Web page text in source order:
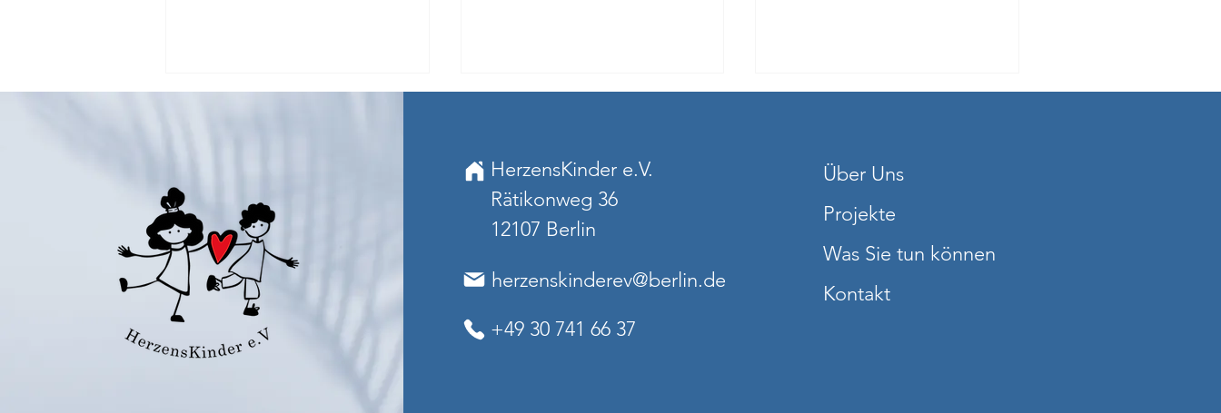
Benefizveranstaltung
Schaubühne
BRASCH/EIDINGER/KRANZ
Weltherztag
Benefizvorstellung „Hamlet“
HerzensKinder e.V.
HerzensKinder e.V.
Rätikonweg 36
12107 Berlin
herzenskinderev@berlin.de
+49 30 741 66 37
Über Uns
Projekte
Was Sie tun können
Kontakt